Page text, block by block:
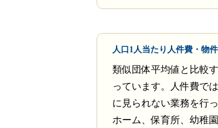
人口1人当たり人件費・物
類似団体平均値と比較
っています。人件費で
に見られない業務を行
ホーム、保育所、幼稚